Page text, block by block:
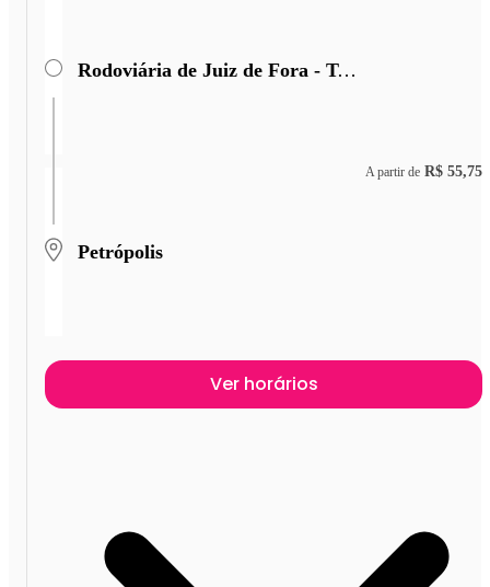
Rodoviária de Juiz de Fora - Terminal Miguel Mansu
Petrópolis
A partir de R$ 55,75
Ver horários